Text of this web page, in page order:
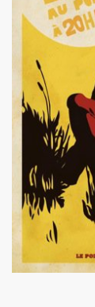
de
avec
(2016)
FRANCE
PARIS :
Du 16 au
de